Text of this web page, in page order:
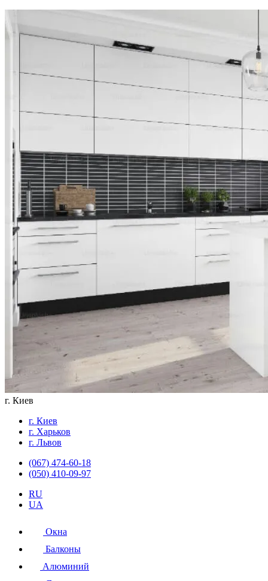
г. Киев
г. Киев
г. Харьков
г. Львов
(067) 474-60-18
(050) 410-09-97
RU
UA
Окна
Балконы
Алюминий